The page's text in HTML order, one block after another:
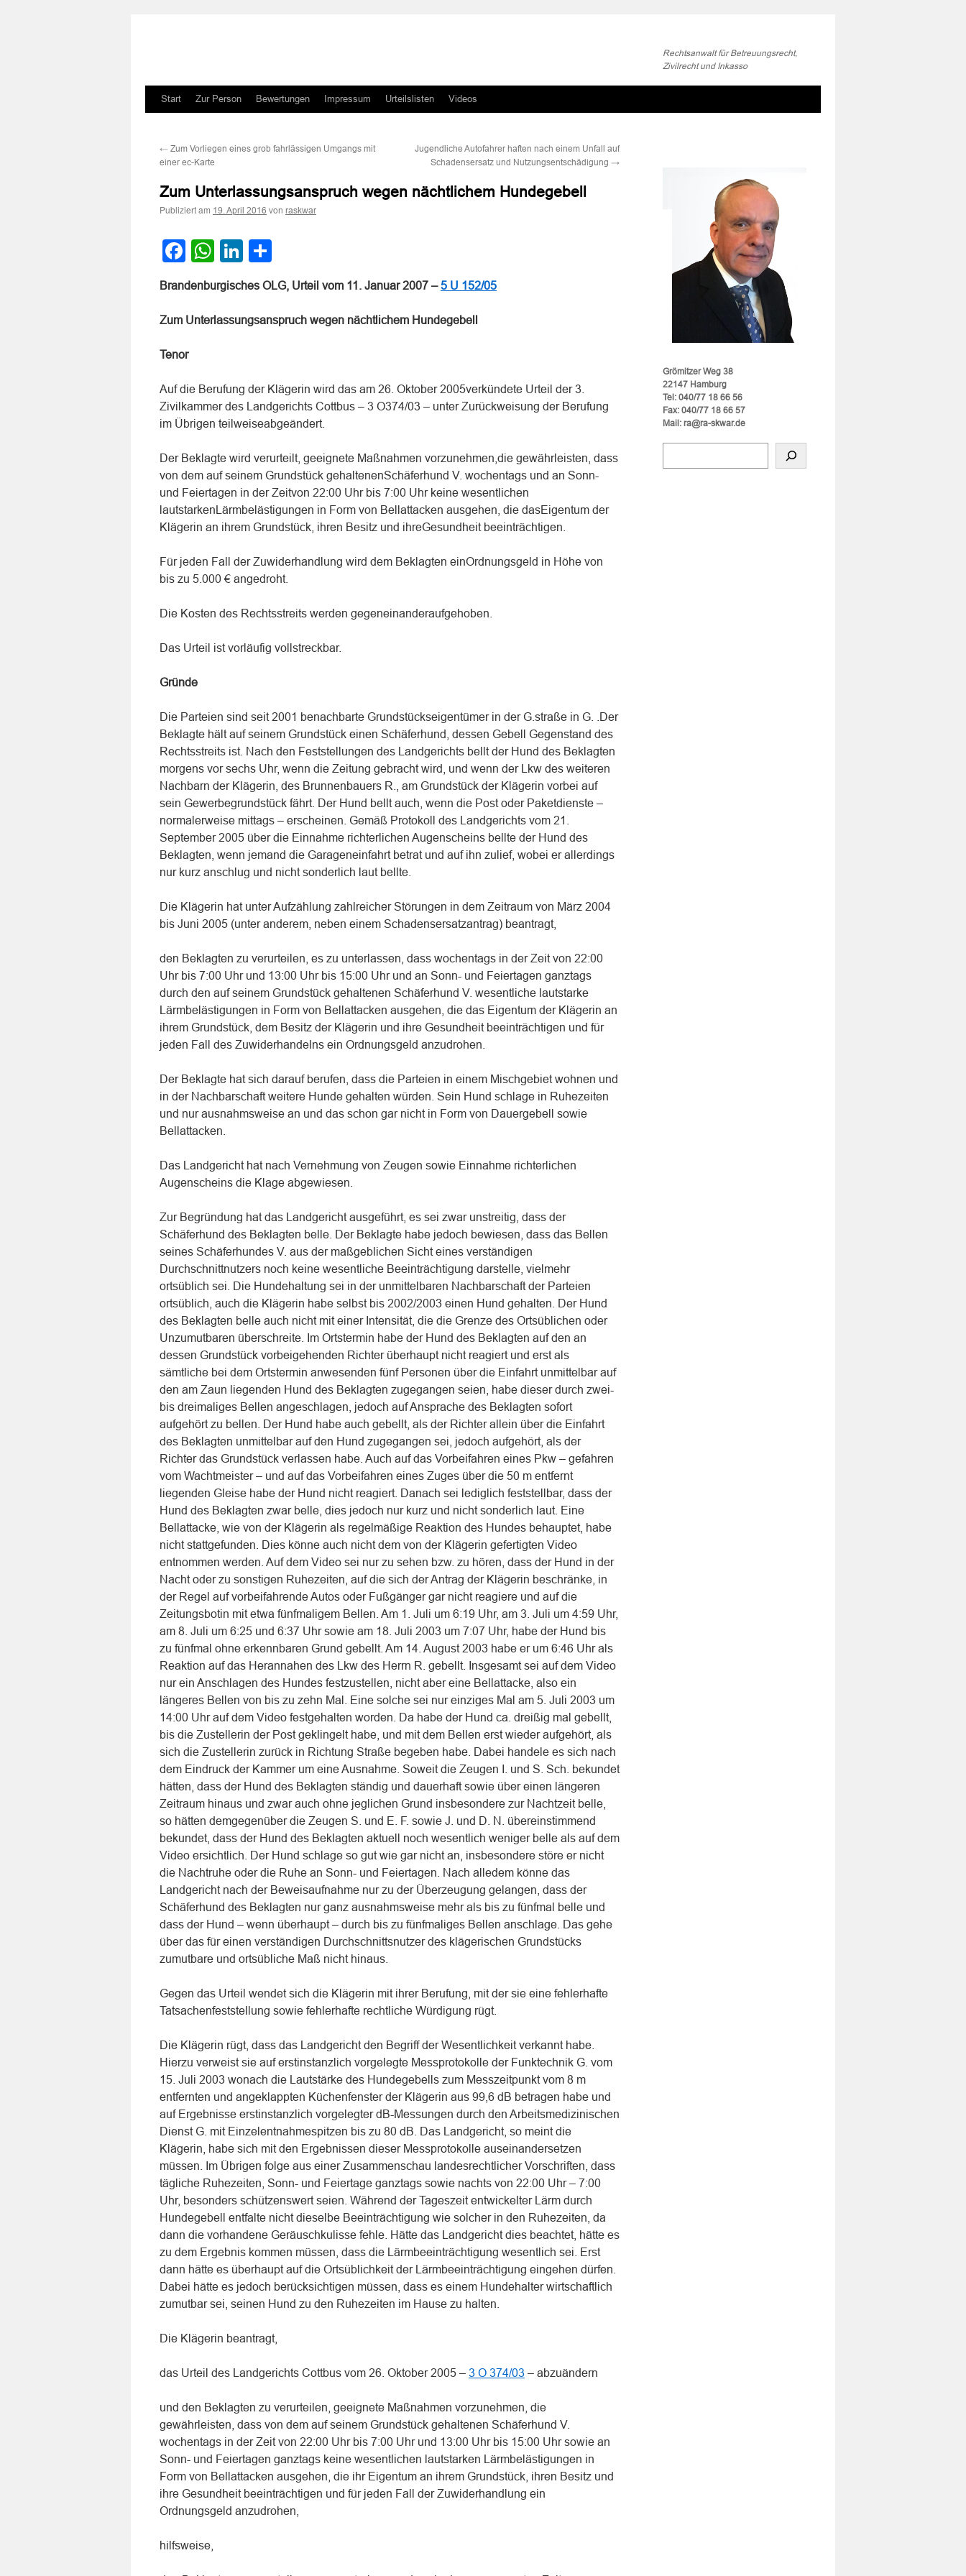
Rechtsanwalt für Betreuungsrecht,
Zivilrecht und Inkasso
Zum
springen
Start Zur Person Bewertungen Impressum Urteilslisten Videos
← Zum Vorliegen eines grob fahrlässigen Umgangs mit
einer ec-Karte
Jugendliche Autofahrer haften nach einem Unfall auf
Schadensersatz und Nutzungsentschädigung →
Zum Unterlassungsanspruch wegen nächtlichem Hundegebell
Publiziert am 19. April 2016 von raskwar
Facebook
WhatsApp
LinkedIn
Brandenburgisches OLG, Urteil vom 11. Januar 2007 –5 U 152/05
Zum Unterlassungsanspruch wegen nächtlichem Hundegebell
Tenor
Auf die Berufung der Klägerin wird das am 26. Oktober 2005verkündete Urteil der 3.
Zivilkammer des Landgerichts Cottbus – 3 O374/03 – unter Zurückweisung der Berufung
im Übrigen teilweiseabgeändert.
Der Beklagte wird verurteilt, geeignete Maßnahmen vorzunehmen,die gewährleisten, dass
von dem auf seinem Grundstück gehaltenenSchäferhund V. wochentags und an Sonn-
und Feiertagen in der Zeitvon 22:00 Uhr bis 7:00 Uhr keine wesentlichen
lautstarkenLärmbelästigungen in Form von Bellattacken ausgehen, die dasEigentum der
Klägerin an ihrem Grundstück, ihren Besitz und ihreGesundheit beeinträchtigen.
Für jeden Fall der Zuwiderhandlung wird dem Beklagten einOrdnungsgeld in Höhe von
bis zu 5.000 € angedroht.
Die Kosten des Rechtsstreits werden gegeneinanderaufgehoben.
Das Urteil ist vorläufig vollstreckbar.
Gründe
Die Parteien sind seit 2001 benachbarte Grundstückseigentümer in der G.straße in G. .Der
Beklagte hält auf seinem Grundstück einen Schäferhund, dessen Gebell Gegenstand des
Rechtsstreits ist. Nach den Feststellungen des Landgerichts bellt der Hund des Beklagten
morgens vor sechs Uhr, wenn die Zeitung gebracht wird, und wenn der Lkw des weiteren
Nachbarn der Klägerin, des Brunnenbauers R., am Grundstück der Klägerin vorbei auf
sein Gewerbegrundstück fährt. Der Hund bellt auch, wenn die Post oder Paketdienste –
normalerweise mittags – erscheinen. Gemäß Protokoll des Landgerichts vom 21.
September 2005 über die Einnahme richterlichen Augenscheins bellte der Hund des
Beklagten, wenn jemand die Garageneinfahrt betrat und auf ihn zulief, wobei er allerdings
nur kurz anschlug und nicht sonderlich laut bellte.
Die Klägerin hat unter Aufzählung zahlreicher Störungen in dem Zeitraum von März 2004
bis Juni 2005 (unter anderem, neben einem Schadensersatzantrag) beantragt,
den Beklagten zu verurteilen, es zu unterlassen, dass wochentags in der Zeit von 22:00
Uhr bis 7:00 Uhr und 13:00 Uhr bis 15:00 Uhr und an Sonn- und Feiertagen ganztags
durch den auf seinem Grundstück gehaltenen Schäferhund V. wesentliche lautstarke
Lärmbelästigungen in Form von Bellattacken ausgehen, die das Eigentum der Klägerin an
ihrem Grundstück, dem Besitz der Klägerin und ihre Gesundheit beeinträchtigen und für
jeden Fall des Zuwiderhandelns ein Ordnungsgeld anzudrohen.
Der Beklagte hat sich darauf berufen, dass die Parteien in einem Mischgebiet wohnen und
in der Nachbarschaft weitere Hunde gehalten würden. Sein Hund schlage in Ruhezeiten
und nur ausnahmsweise an und das schon gar nicht in Form von Dauergebell sowie
Bellattacken.
Das Landgericht hat nach Vernehmung von Zeugen sowie Einnahme richterlichen
Augenscheins die Klage abgewiesen.
Zur Begründung hat das Landgericht ausgeführt, es sei zwar unstreitig, dass der
Schäferhund des Beklagten belle. Der Beklagte habe jedoch bewiesen, dass das Bellen
seines Schäferhundes V. aus der maßgeblichen Sicht eines verständigen
Durchschnittnutzers noch keine wesentliche Beeinträchtigung darstelle, vielmehr
ortsüblich sei. Die Hundehaltung sei in der unmittelbaren Nachbarschaft der Parteien
ortsüblich, auch die Klägerin habe selbst bis 2002/2003 einen Hund gehalten. Der Hund
des Beklagten belle auch nicht mit einer Intensität, die die Grenze des Ortsüblichen oder
Unzumutbaren überschreite. Im Ortstermin habe der Hund des Beklagten auf den an
dessen Grundstück vorbeigehenden Richter überhaupt nicht reagiert und erst als
sämtliche bei dem Ortstermin anwesenden fünf Personen über die Einfahrt unmittelbar auf
den am Zaun liegenden Hund des Beklagten zugegangen seien, habe dieser durch zwei-
bis dreimaliges Bellen angeschlagen, jedoch auf Ansprache des Beklagten sofort
aufgehört zu bellen. Der Hund habe auch gebellt, als der Richter allein über die Einfahrt
des Beklagten unmittelbar auf den Hund zugegangen sei, jedoch aufgehört, als der
Richter das Grundstück verlassen habe. Auch auf das Vorbeifahren eines Pkw – gefahren
vom Wachtmeister – und auf das Vorbeifahren eines Zuges über die 50 m entfernt
liegenden Gleise habe der Hund nicht reagiert. Danach sei lediglich feststellbar, dass der
Hund des Beklagten zwar belle, dies jedoch nur kurz und nicht sonderlich laut. Eine
Bellattacke, wie von der Klägerin als regelmäßige Reaktion des Hundes behauptet, habe
nicht stattgefunden. Dies könne auch nicht dem von der Klägerin gefertigten Video
entnommen werden. Auf dem Video sei nur zu sehen bzw. zu hören, dass der Hund in der
Nacht oder zu sonstigen Ruhezeiten, auf die sich der Antrag der Klägerin beschränke, in
der Regel auf vorbeifahrende Autos oder Fußgänger gar nicht reagiere und auf die
Zeitungsbotin mit etwa fünfmaligem Bellen. Am 1. Juli um 6:19 Uhr, am 3. Juli um 4:59 Uhr,
am 8. Juli um 6:25 und 6:37 Uhr sowie am 18. Juli 2003 um 7:07 Uhr, habe der Hund bis
zu fünfmal ohne erkennbaren Grund gebellt. Am 14. August 2003 habe er um 6:46 Uhr als
Reaktion auf das Herannahen des Lkw des Herrn R. gebellt. Insgesamt sei auf dem Video
nur ein Anschlagen des Hundes festzustellen, nicht aber eine Bellattacke, also ein
längeres Bellen von bis zu zehn Mal. Eine solche sei nur einziges Mal am 5. Juli 2003 um
14:00 Uhr auf dem Video festgehalten worden. Da habe der Hund ca. dreißig mal gebellt,
bis die Zustellerin der Post geklingelt habe, und mit dem Bellen erst wieder aufgehört, als
sich die Zustellerin zurück in Richtung Straße begeben habe. Dabei handele es sich nach
dem Eindruck der Kammer um eine Ausnahme. Soweit die Zeugen I. und S. Sch. bekundet
hätten, dass der Hund des Beklagten ständig und dauerhaft sowie über einen längeren
Zeitraum hinaus und zwar auch ohne jeglichen Grund insbesondere zur Nachtzeit belle,
so hätten demgegenüber die Zeugen S. und E. F. sowie J. und D. N. übereinstimmend
bekundet, dass der Hund des Beklagten aktuell noch wesentlich weniger belle als auf dem
Video ersichtlich. Der Hund schlage so gut wie gar nicht an, insbesondere störe er nicht
die Nachtruhe oder die Ruhe an Sonn- und Feiertagen. Nach alledem könne das
Landgericht nach der Beweisaufnahme nur zu der Überzeugung gelangen, dass der
Schäferhund des Beklagten nur ganz ausnahmsweise mehr als bis zu fünfmal belle und
dass der Hund – wenn überhaupt – durch bis zu fünfmaliges Bellen anschlage. Das gehe
über das für einen verständigen Durchschnittsnutzer des klägerischen Grundstücks
zumutbare und ortsübliche Maß nicht hinaus.
Gegen das Urteil wendet sich die Klägerin mit ihrer Berufung, mit der sie eine fehlerhafte
Tatsachenfeststellung sowie fehlerhafte rechtliche Würdigung rügt.
Die Klägerin rügt, dass das Landgericht den Begriff der Wesentlichkeit verkannt habe.
Hierzu verweist sie auf erstinstanzlich vorgelegte Messprotokolle der Funktechnik G. vom
15. Juli 2003 wonach die Lautstärke des Hundegebells zum Messzeitpunkt vom 8 m
entfernten und angeklappten Küchenfenster der Klägerin aus 99,6 dB betragen habe und
auf Ergebnisse erstinstanzlich vorgelegter dB-Messungen durch den Arbeitsmedizinischen
Dienst G. mit Einzelentnahmespitzen bis zu 80 dB. Das Landgericht, so meint die
Klägerin, habe sich mit den Ergebnissen dieser Messprotokolle auseinandersetzen
müssen. Im Übrigen folge aus einer Zusammenschau landesrechtlicher Vorschriften, dass
tägliche Ruhezeiten, Sonn- und Feiertage ganztags sowie nachts von 22:00 Uhr – 7:00
Uhr, besonders schützenswert seien. Während der Tageszeit entwickelter Lärm durch
Hundegebell entfalte nicht dieselbe Beeinträchtigung wie solcher in den Ruhezeiten, da
dann die vorhandene Geräuschkulisse fehle. Hätte das Landgericht dies beachtet, hätte es
zu dem Ergebnis kommen müssen, dass die Lärmbeeinträchtigung wesentlich sei. Erst
dann hätte es überhaupt auf die Ortsüblichkeit der Lärmbeeinträchtigung eingehen dürfen.
Dabei hätte es jedoch berücksichtigen müssen, dass es einem Hundehalter wirtschaftlich
zumutbar sei, seinen Hund zu den Ruhezeiten im Hause zu halten.
Die Klägerin beantragt,
das Urteil des Landgerichts Cottbus vom 26. Oktober 2005 – 3 O 374/03 – abzuändern
und den Beklagten zu verurteilen, geeignete Maßnahmen vorzunehmen, die
gewährleisten, dass von dem auf seinem Grundstück gehaltenen Schäferhund V.
wochentags in der Zeit von 22:00 Uhr bis 7:00 Uhr und 13:00 Uhr bis 15:00 Uhr sowie an
Sonn- und Feiertagen ganztags keine wesentlichen lautstarken Lärmbelästigungen in
Form von Bellattacken ausgehen, die ihr Eigentum an ihrem Grundstück, ihren Besitz und
ihre Gesundheit beeinträchtigen und für jeden Fall der Zuwiderhandlung ein
Ordnungsgeld anzudrohen,
hilfsweise,
Grömitzer Weg 38
22147 Hamburg
Tel: 040/77 18 66 56
Fax: 040/77 18 66 57
Mail: ra@ra-skwar.de